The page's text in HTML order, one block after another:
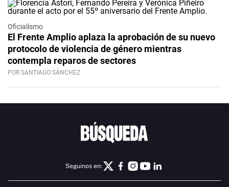
Oficialismo
El Frente Amplio aplaza la aprobación de su nuevo
protocolo de violencia de género mientras
contempla reparos de sectores
POR SANTIAGO SÁNCHEZ
Seguinos en: